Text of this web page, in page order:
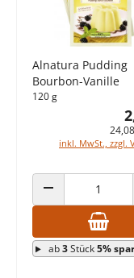
Alnatura Pudding
Bourbon-Vanille
120 g
inkl. MwSt., zzgl.
ANZAHL
ab3Stück5%